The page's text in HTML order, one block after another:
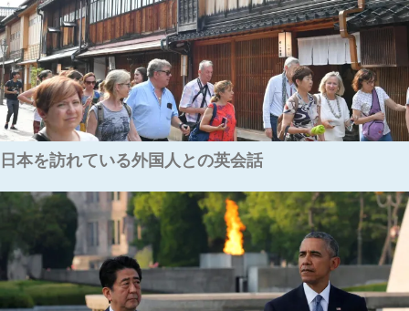
日本を訪れている外国人との英会話